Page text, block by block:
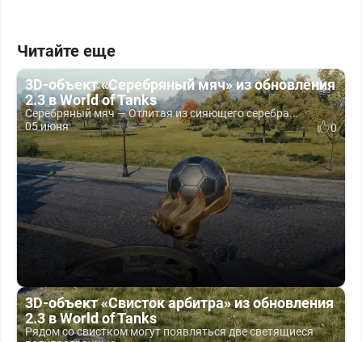
Читайте еще
3D-объект «Серебряный мяч» из обновления
2.3 в World of Tanks
Серебряный мяч — Отлитая из сияющего серебра...
05 июня
0
3D-объект «Свисток арбитра» из обновления
2.3 в World of Tanks
Рядом со свистком могут появляться две светящиеся